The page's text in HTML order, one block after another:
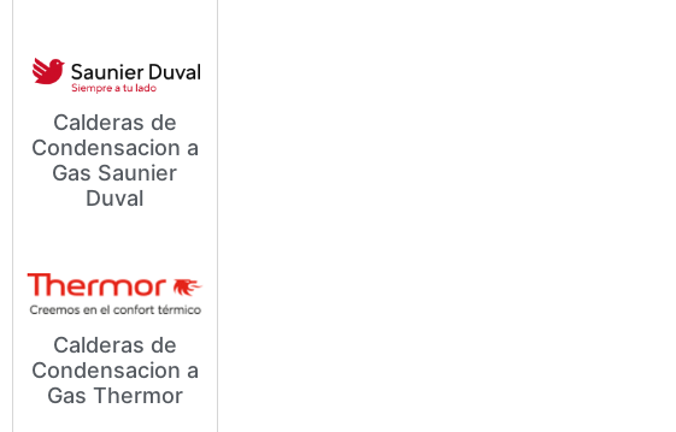
Calderas de
Condensacion a
Gas Saunier
Duval
Modelos y Precios de
Calderas de Condensación a
Calderas de
Condensacion a
Gas Thermor
Modelos y Precios de
Calderas de Condensación a